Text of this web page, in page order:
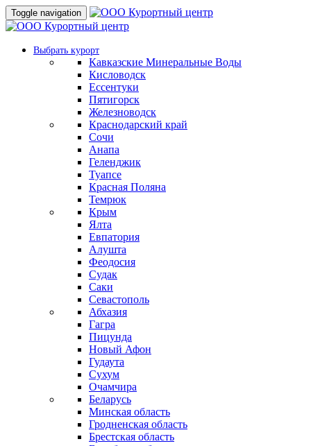
Toggle navigation
Выбрать курорт
Кавказские Минеральные Воды
Кисловодск
Ессентуки
Пятигорск
Железноводск
Краснодарский край
Сочи
Анапа
Геленджик
Туапсе
Красная Поляна
Темрюк
Крым
Ялта
Евпатория
Алушта
Феодосия
Судак
Саки
Севастополь
Абхазия
Гагра
Пицунда
Новый Афон
Гудаута
Сухум
Очамчира
Беларусь
Минская область
Гродненская область
Брестская область